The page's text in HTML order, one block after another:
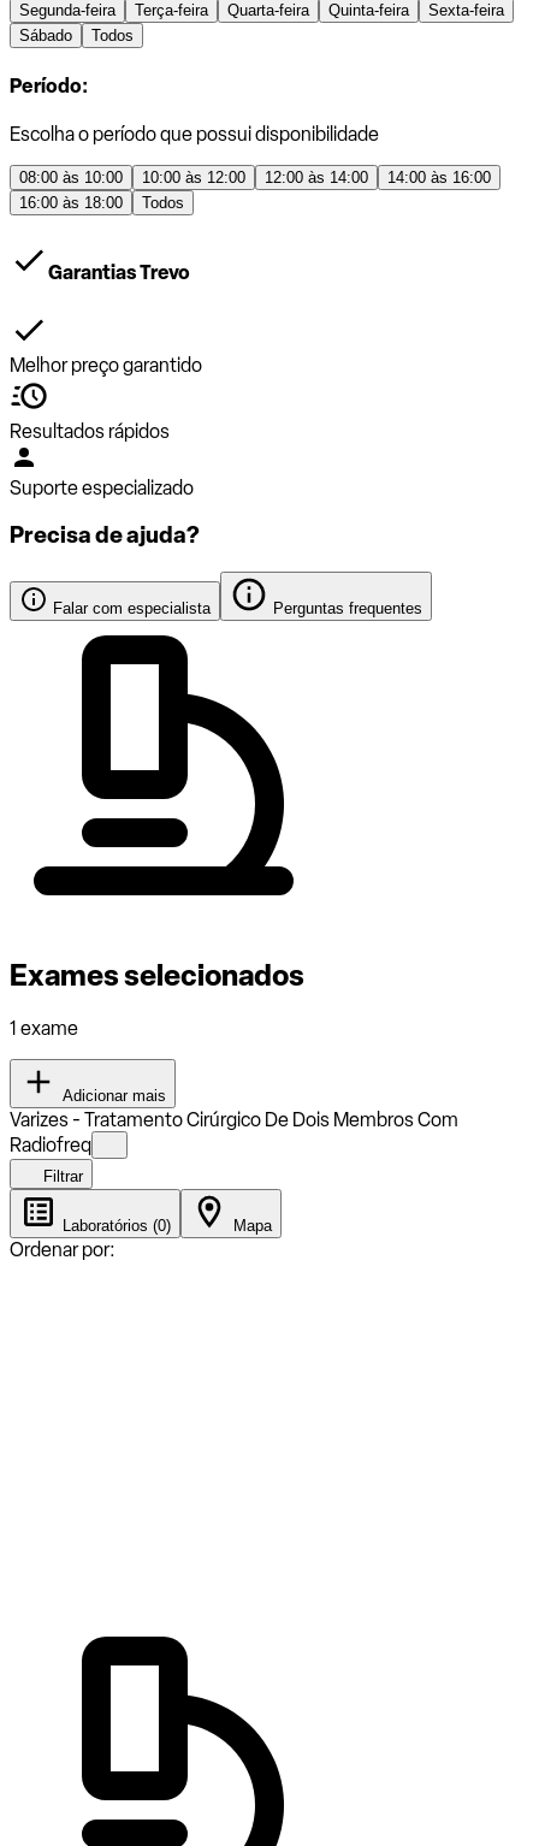
Segunda-feira Terça-feira Quarta-feira Quinta-feira
Sexta-feira
Sábado
Todos
Período:
Escolha o período que possui disponibilidade
08:00 às 10:00 10:00 às 12:00 12:00 às 14:00
14:00 às 16:00
16:00 às 18:00
Todos
Garantias Trevo
Melhor preço garantido
Resultados rápidos
Suporte especializado
Precisa de ajuda?
Falar com especialista Perguntas frequentes
Exames selecionados
1 exame
Adicionar mais
Varizes - Tratamento Cirúrgico De Dois Membros Com
Radiofreq
Filtrar
Laboratórios (0) Mapa
Ordenar por: